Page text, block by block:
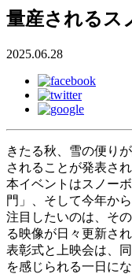
量産されるス
2025.06.28
きたる秋、雪の便り
されることが発表され
本イベントはスノー
門」、そして今年か
注目したいのは、そ
る映像が日々更新さ
表彰式と上映会は、
を感じられる一日に